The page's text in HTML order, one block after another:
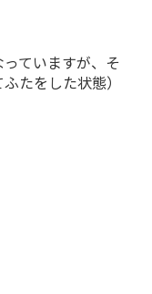
ていますが、そ
たをした状態）